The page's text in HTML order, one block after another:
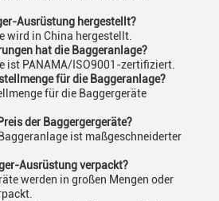
Ausrüstung hergestellt?
wird in China hergestellt.
hat die Baggeranlage?
ist PANAMA/ISO9001-zertifiziert.
für die Baggeranlage?
für die Baggergeräte
der Baggergergeräte?
ist maßgeschneiderter
Ausrüstung verpackt?
werden in großen Mengen oder